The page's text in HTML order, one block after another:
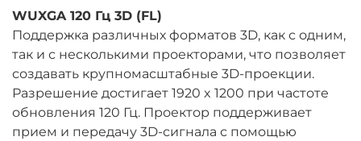
WUXGA 120 Гц 3D (FL)
Поддержка различных форматов 3D, как с одним,
так и с несколькими проекторами, что позволяет
создавать крупномасштабные 3D-проекции.
Разрешение достигает 1920 x 1200 при частоте
обновления 120 Гц. Проектор поддерживает
прием и передачу 3D-сигнала с помощью